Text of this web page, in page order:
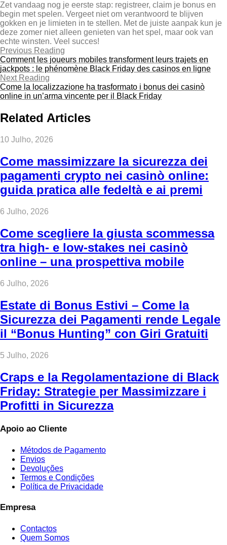
Zet vandaag nog je eerste stap: registreer, claim je bonus en
begin met spelen. Vergeet niet om verantwoord te blijven
gokken en je limieten in te stellen. Met de juiste aanpak kun je
deze zomer niet alleen genieten van het spel, maar ook van
echte winsten. Veel succes!
Previous Reading
Comment les joueurs mobiles transforment leurs trajets en
jackpots : le phénomène Black Friday des casinos en ligne
Next Reading
Come la localizzazione ha trasformato i bonus dei casinò
online in un’arma vincente per il Black Friday
Related Articles
10 Julho, 2026
Come massimizzare la sicurezza dei
pagamenti crypto nei casinò online:
guida pratica alle fedeltà e ai premi
6 Julho, 2026
Come scegliere la giusta scommessa
tra high‑ e low‑stakes nei casinò
online – una prospettiva mobile
6 Julho, 2026
Estate di Bonus Estivi – Come la
Sicurezza dei Pagamenti rende Legale
il “Bonus Hunting” con Giri Gratuiti
5 Julho, 2026
Craps e la Regolamentazione di Black
Friday: Strategie per Massimizzare i
Profitti in Sicurezza
Apoio ao Cliente
Métodos de Pagamento
Envios
Devoluções
Termos e Condições
Política de Privacidade
Empresa
Contactos
Quem Somos